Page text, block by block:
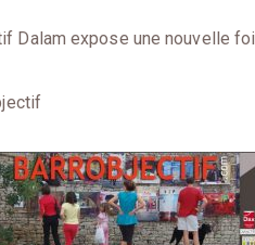
Dalam expose une nouvelle